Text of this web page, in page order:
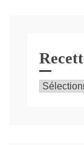
Recettes